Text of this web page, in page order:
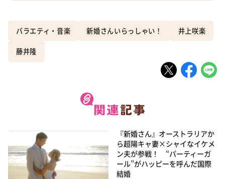
バラエティ・音楽 新婚さんいらっしゃい！ 井上咲楽
藤井隆
『新婚さん』オーストラリアか
ら超陽キャ妻×シャイなイケメ
ン夫が参戦！ “パーティーガ
ール”がハッピーを呼んだ国際
結婚